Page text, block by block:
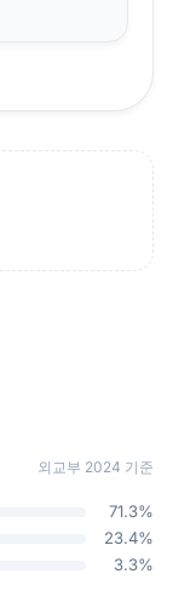
외교부 2024 기준
71.3%
23.4%
3.3%